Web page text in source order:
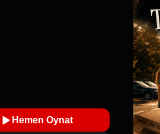
Hemen Oynat